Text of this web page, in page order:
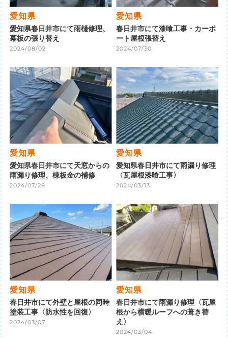
愛知県
愛知県春日井市にて雨樋修理、
幕板の張り替え
2024/08/02
愛知県
春日井市にて漆喰工事・カーポ
ート屋根張替え
2024/07/30
愛知県
愛知県春日井市にて天窓からの
雨漏り修理、棟板金の補修
2024/07/26
愛知県
愛知県春日井市にて雨漏り修理
〈瓦屋根漆喰工事〉
2024/03/13
愛知県
春日井市にて外壁と屋根の同時
塗装工事〈防水性を回復〉
2024/03/07
愛知県
春日井市にて雨漏り修理〈瓦屋
根から横暖ルーフへの葺き替
え〉
2024/03/04